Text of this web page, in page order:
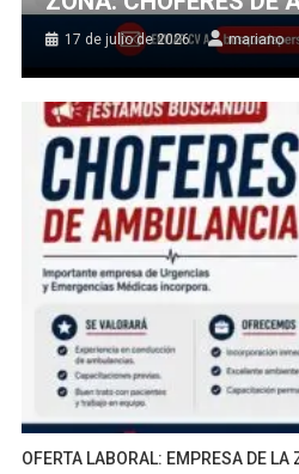
17 de julio de 2026 mariano
OFERTA LABORAL: EMPRESA DE LA